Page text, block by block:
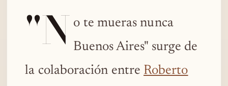
"N o te mueras nunca
Buenos Aires" surge de
la colaboración entre Roberto